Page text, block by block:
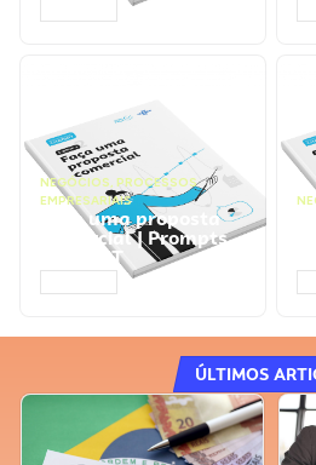
NEGÓCIOS, PROCESSOS
EMPRESARIAIS
Faça uma proposta
comercial | Prompts
ChatGPT
ÚLTIMOS